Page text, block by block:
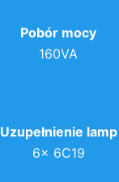
Pobór mocy
160VA
Uzupełnienie lamp
6x 6C19